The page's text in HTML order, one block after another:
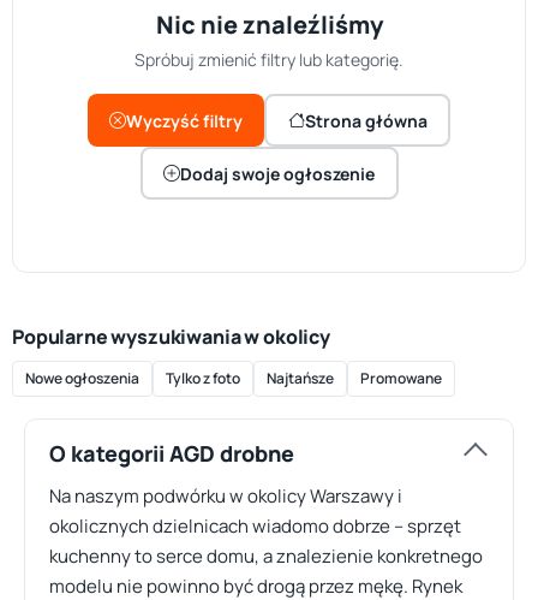
Nic nie znaleźliśmy
Spróbuj zmienić filtry lub kategorię.
Wyczyść filtry Strona główna
Dodaj swoje ogłoszenie
Popularne wyszukiwania w okolicy
Nowe ogłoszenia Tylko z foto Najtańsze Promowane
O kategorii AGD drobne
Na naszym podwórku w okolicy Warszawy i
okolicznych dzielnicach wiadomo dobrze – sprzęt
kuchenny to serce domu, a znalezienie konkretnego
modelu nie powinno być drogą przez mękę. Rynek